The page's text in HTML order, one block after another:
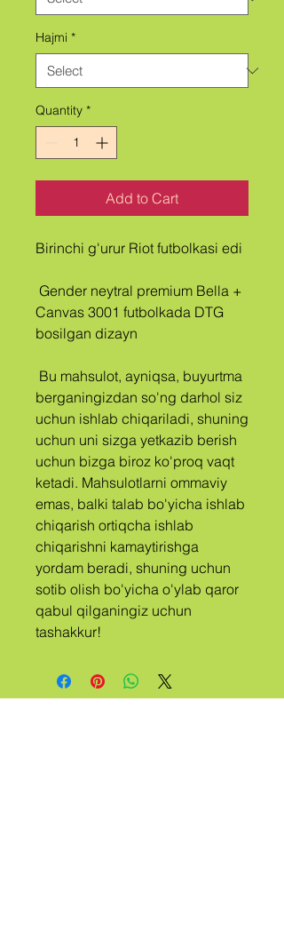
Hajmi *
Quantity *
Add to Cart
Birinchi g'urur Riot futbolkasi edi
Canvas 3001 futbolkada DTG
bosilgan dizayn
berganingizdan so'ng darhol siz
uchun ishlab chiqariladi, shuning
uchun uni sizga yetkazib berish
uchun bizga biroz ko'proq vaqt
ketadi. Mahsulotlarni ommaviy
emas, balki talab bo'yicha ishlab
chiqarish ortiqcha ishlab
chiqarishni kamaytirishga
yordam beradi, shuning uchun
sotib olish bo'yicha o'ylab qaror
qabul qilganingiz uchun
tashakkur!